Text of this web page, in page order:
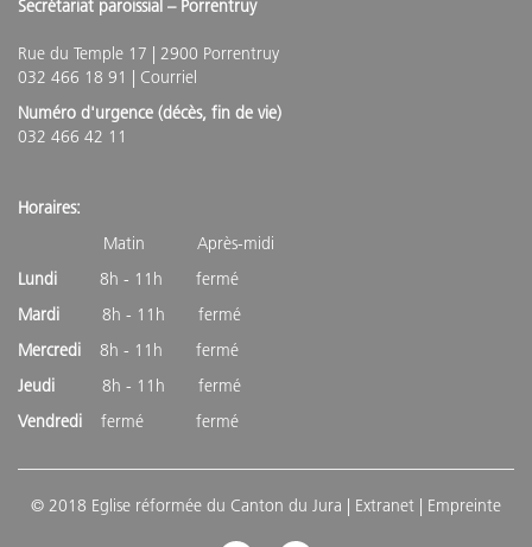
Secrétariat paroissial – Porrentruy
Rue du Temple 17 | 2900 Porrentruy
032 466 18 91 | Courriel
Numéro d'urgence (décès, fin de vie)
032 466 42 11
Horaires:
Matin Après-midi
Lundi
8h - 11h fermé
Mardi
8h - 11h fermé
Mercredi
8h - 11h fermé
Jeudi
8h - 11h fermé
Vendredi fermé fermé
© 2018 Eglise réformée du Canton du Jura | Extranet | Empreinte